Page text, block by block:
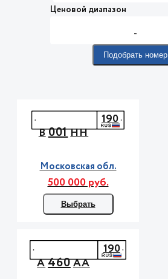
Ценовой диапазон
-
Подобрать номер
В001НН
190
Московская обл.
500 000 руб.
Выбрать
А460АА
190